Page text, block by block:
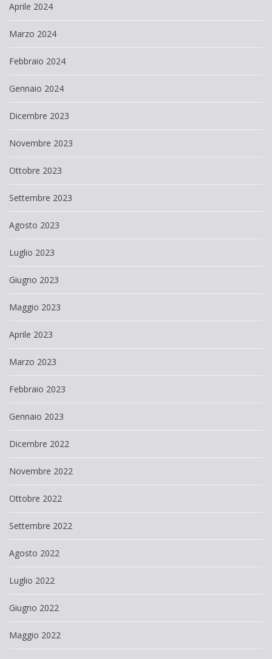
Aprile 2024
Marzo 2024
Febbraio 2024
Gennaio 2024
Dicembre 2023
Novembre 2023
Ottobre 2023
Settembre 2023
Agosto 2023
Luglio 2023
Giugno 2023
Maggio 2023
Aprile 2023
Marzo 2023
Febbraio 2023
Gennaio 2023
Dicembre 2022
Novembre 2022
Ottobre 2022
Settembre 2022
Agosto 2022
Luglio 2022
Giugno 2022
Maggio 2022